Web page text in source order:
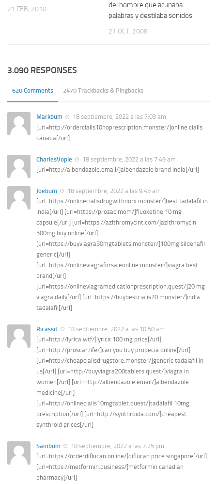
21 FEB, 2010
del hombre que acunaba
palabras y destilaba sonidos
21 OCT, 2008
3.090 RESPONSES
620 Comments 2470 Trackbacks & Pingbacks
Markbum
18 septiembre, 2022 a las 7:03 am
[url=http://ordercialis10noprescription.monster/]online cialis
canada[/url]
CharlesVople
18 septiembre, 2022 a las 7:49 am
[url=http://albendazole.email/]albendazole brand india[/url]
Joebum
18 septiembre, 2022 a las 9:45 am
[url=https://onlinecialisdrugwithnorx.monster/]best tadalafil in
india[/url] [url=https://prozac.mom/]fluoxetine 10 mg
capsule[/url] [url=https://azithromycint.com/]azithromycin
500mg buy online[/url]
[url=https://buyviagra50mgtablets.monster/]100mg sildenafil
generic[/url]
[url=https://onlineviagraforsaleonline.monster/]viagra best
brand[/url]
[url=https://onlineviagramedicationprescription.quest/]20 mg
viagra daily[/url] [url=https://buybestcialis20.monster/]india
tadalafil[/url]
Ricassit
18 septiembre, 2022 a las 10:50 am
[url=http://lyrica.wtf/]lyrica 100 mg price[/url]
[url=http://proscar.life/]can you buy propecia online[/url]
[url=http://cheapcialisdrugstore.monster/]generic tadalafil in
us[/url] [url=http://buyviagra200tablets.quest/]viagra in
women[/url] [url=http://albendazole.email/]albendazole
medicine[/url]
[url=http://onlinecialis10mgtablet.quest/]tadalafil 10mg
prescription[/url] [url=http://synthroida.com/]cheapest
synthroid prices[/url]
Sambum
18 septiembre, 2022 a las 7:25 pm
[url=https://orderdiflucan.online/]diflucan price singapore[/url]
[url=https://metformin.business/]metformin canadian
pharmacy[/url]